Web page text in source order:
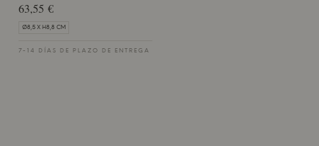
63,55 €
Ø8,5 X H8,8 CM
7-14 DÍAS DE PLAZO DE ENTREGA